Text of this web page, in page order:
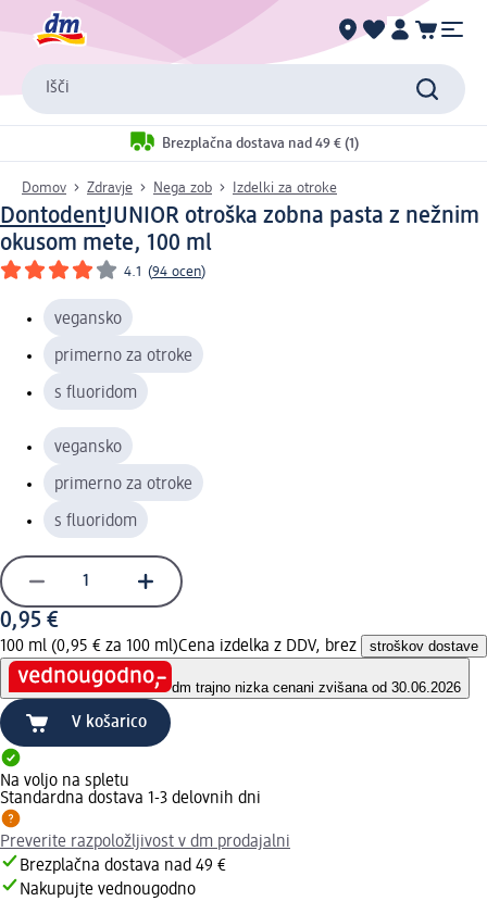
Išči
Brezplačna dostava nad 49 € (1)
Domov Zdravje Nega zob Izdelki za otroke
DontodentJUNIOR otroška zobna pasta z nežnim
okusom mete, 100 ml
4.1 (94 ocen)
vegansko
primerno za otroke
s fluoridom
vegansko
primerno za otroke
s fluoridom
0,95 €
100 ml (0,95 € za 100 ml)Cena izdelka z DDV, brez stroškov dostave
dm trajno nizka cenani zvišana od 30.06.2026
V košarico
Na voljo na spletu
Standardna dostava 1-3 delovnih dni
Preverite razpoložljivost v dm prodajalni
Brezplačna dostava nad 49 €
Nakupujte vednougodno